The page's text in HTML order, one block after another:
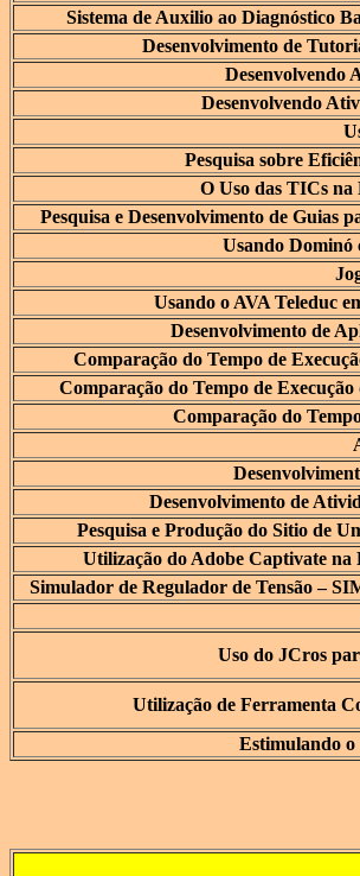
Sistema de Auxilio ao Diagnóstico
Desenvolvimento de
Desenvolvendo
Desenvolvendo
Pesquisa sobre
O Uso das TICs na
Pesquisa e Desenvolvimento de Guias
Usando Dominó
Usando o AVA Teleduc
Desenvolvimento de
Comparação do Tempo de
Comparação do Tempo de
Comparação do
Desenvolvimento de
Pesquisa e Produção do Sitio de
Utilização do Adobe Captivate
Simulador de Regulador de Tensão –
Uso do JCros
Utilização de Ferramenta
Estimulando o